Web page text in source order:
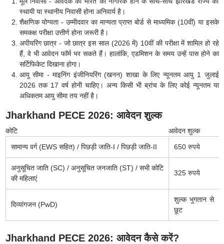
स्थायी या स्थानीय निवासी होना अनिवार्य है।
शैक्षणिक योग्यता - उम्मीदवार का मान्यता प्राप्त बोर्ड से माध्यमिक (10वीं) या इसके
समकक्ष परीक्षा उत्तीर्ण होना जरूरी है।
अपीयरिंग छात्र - जो छात्र इस साल (2026 में) 10वीं की परीक्षा में शामिल हो रहे
हैं, वे भी आवेदन फॉर्म भर सकते हैं। हालांकि, एडमिशन के समय उन्हें पास होने का
सर्टिफिकेट दिखाना होगा।
आयु सीमा - माइनिंग इंजीनियरिंग (खनन) शाखा के लिए न्यूनतम आयु 1 जुलाई
2026 तक 17 वर्ष होनी चाहिए। अन्य किसी भी ब्रांच के लिए कोई न्यूनतम या
अधिकतम आयु सीमा तय नहीं है।
Jharkhand PECE 2026: आवेदन शुल्क
कोटि
आवेदन शुल्क
सामान्य वर्ग (EWS सहित) / पिछड़ी जाति-I / पिछड़ी जाति-II
650 रुपये
अनुसूचित जाति (SC) / अनुसूचित जनजाति (ST) / सभी कोटि
की महिलाएं
325 रुपये
दिव्यांगजन (PwD)
शुल्क भुगतान से
छूट
Jharkhand PECE 2026: आवेदन कैसे करें?